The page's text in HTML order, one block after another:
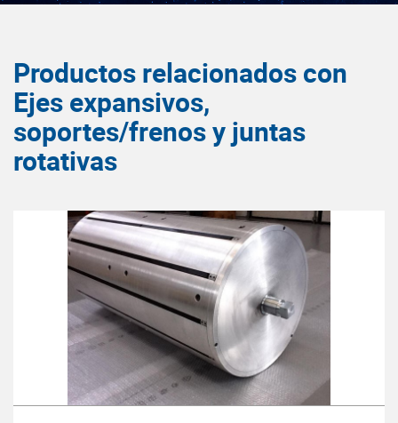
Productos relacionados con
Ejes expansivos,
soportes/frenos y juntas
rotativas